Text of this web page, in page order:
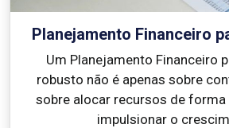
Planejamento Financeiro
Um Planejamento Financeiro
robusto não é apenas sobre
sobre alocar recursos de forma
impulsionar o